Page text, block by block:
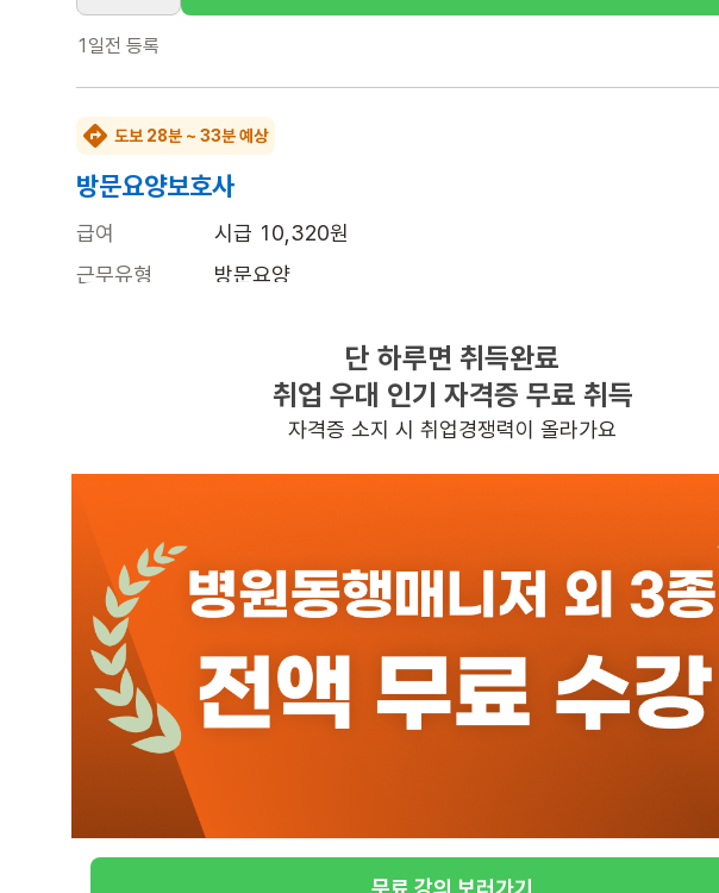
1일전 등록
도보 28분 ~ 33분 예상
방문요양보호사
급여
시급 10,320원
근무유형
방문요양
00:10~13:00
관심 일자리정보 더보기
반경 3KM 이내의 일자리 확인하기
단 하루면 취득완료
취업 우대 인기 자격증 무료 취득
자격증 소지 시 취업경쟁력이 올라가요
무료 강의 보러가기